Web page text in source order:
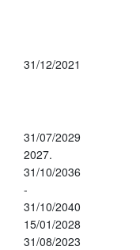
31/12/2021
31/07/2029
2027.
31/10/2036
-
31/10/2040
15/01/2028
31/08/2023